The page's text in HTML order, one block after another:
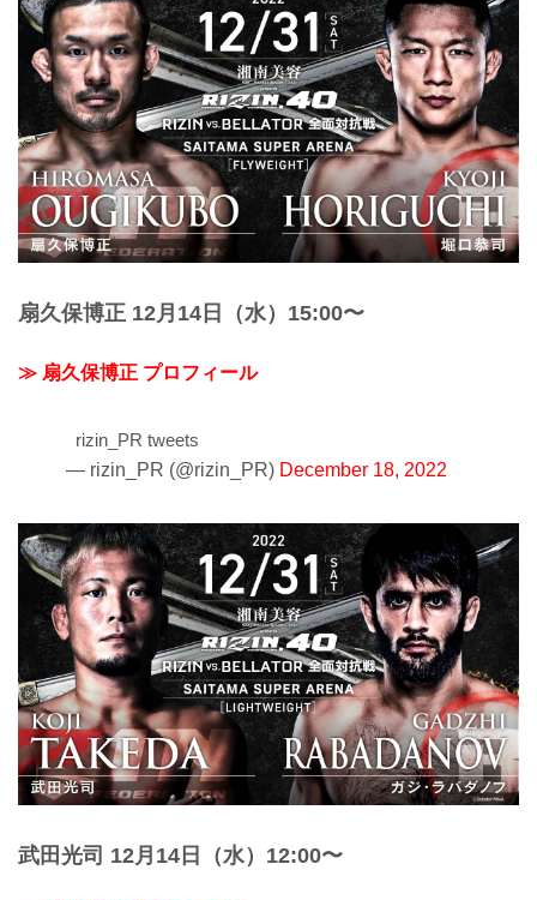
扇久保博正 12月14日（水）15:00〜
≫ 扇久保博正 プロフィール
rizin_PR tweets
— rizin_PR (@rizin_PR) December 18, 2022
武田光司 12月14日（水）12:00〜